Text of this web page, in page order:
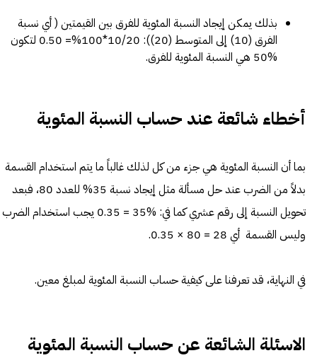
بذلك يمكن إيجاد النسبة المئوية للفرق بين القيمتين ( أي نسبة
الفرق (10) إلى المتوسط (20)): 10/20*100%= 0.50 لتكون
%50 هي النسبة المئوية للفرق.
أخطاء شائعة عند حساب النسبة المئوية
بما أن النسبة المئوية هي جزء من كل لذلك غالباً ما يتم استخدام القسمة
بدلاً من الضرب عند حل مسألة مثل إيجاد نسبة 35% للعدد 80، فبعد
تحويل النسبة إلى رقم عشري كما في: %35 = 0.35 يجب استخدام الضرب
وليس القسمة أي 28 = 80 × 0.35.
في النهاية، قد تعرفنا على كيفية حساب النسبة المئوية لمبلغ معين.
الاسئلة الشائعة عن حساب النسبة المئوية